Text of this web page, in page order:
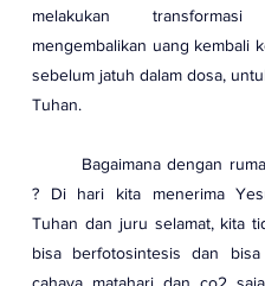
melakukan transformasi
mengembalikan uang kembali
sebelum jatuh dalam dosa,
Tuhan.
? Di hari kita menerima
Tuhan dan juru selamat, kita
bisa berfotosintesis dan